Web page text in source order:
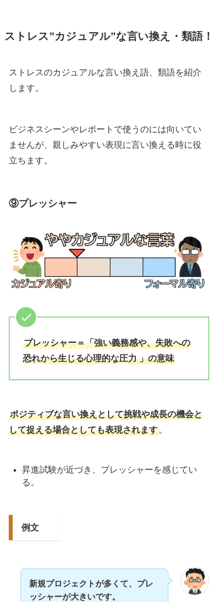
ストレス”カジュアル”な言い換え・類語！
ストレスのカジュアルな言い換え語、類語を紹介
します。
ビジネスシーンやレポートで使うのには向いてい
ませんが、親しみやすい表現に言い換える時に役
立ちます。
⑨プレッシャー
プレッシャー＝「強い義務感や、失敗への
恐れから生じる心理的な圧力 」の意味
ポジティブな言い換えとして挑戦や成長の機会と
して捉える場合としても表現されます。
昇進試験が近づき、プレッシャーを感じてい
る。
例文
新規プロジェクトが多くて、プレ
ッシャーが大きいです。